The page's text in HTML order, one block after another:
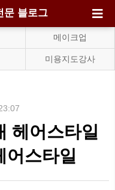
문 블로그
메이크업
미용지도강사
헤어스타일
어스타일